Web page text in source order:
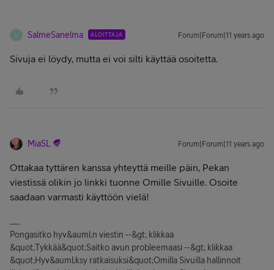
SalmeSanelma ALOITTAJA Forum|Forum|11 years ago
Sivuja ei löydy, mutta ei voi silti käyttää osoitetta.
MiaSL Forum|Forum|11 years ago
Ottakaa tyttären kanssa yhteyttä meille päin, Pekan
viestissä olikin jo linkki tuonne Omille Sivuille. Osoite
saadaan varmasti käyttöön vielä!
Pongasitko hyv&auml;n viestin --&gt; klikkaa
&quot;Tykkää&quot;Saitko avun probleemaasi --&gt; klikkaa
&quot;Hyv&auml;ksy ratkaisuksi&quot;Omilla Sivuilla hallinnoit